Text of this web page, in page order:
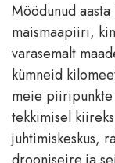
Möödunud
maismaapiiri,
varasemalt
kümneid
meie piiripunkte
tekkimisel
juhtimiskeskus,